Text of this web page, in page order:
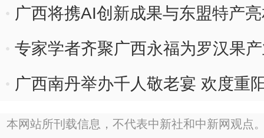
广西将携AI创新成果与东盟特产
专家学者齐聚广西永福为罗汉果产
广西南丹举办千人敬老宴 欢度重
本网站所刊载信息，不代表中新社和中新网观点